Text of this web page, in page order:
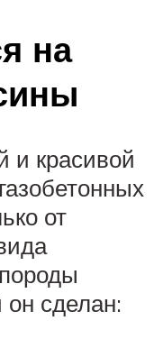
на
и красивой
от
сделан: